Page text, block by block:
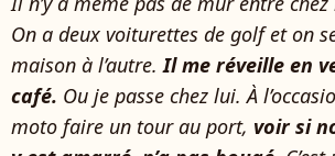
On a deux voiturettes de golf et on
maison à l’autre.Il me réveille en
café. Ou je passe chez lui. À
moto faire un tour au port, voir si